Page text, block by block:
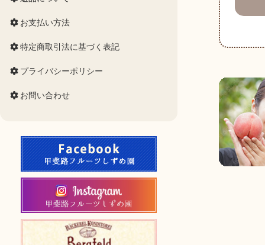
お支払い方法
特定商取引法に基づく表記
プライバシーポリシー
お問い合わせ